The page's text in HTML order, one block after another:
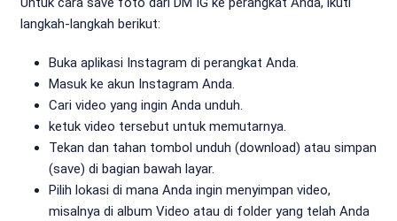
langkah-langkah berikut:
Buka aplikasi Instagram di perangkat Anda.
Masuk ke akun Instagram Anda.
Cari video yang ingin Anda unduh.
ketuk video tersebut untuk memutarnya.
Tekan dan tahan tombol unduh (download) atau simpan
(save) di bagian bawah layar.
Pilih lokasi di mana Anda ingin menyimpan video,
misalnya di album Video atau di folder yang telah Anda